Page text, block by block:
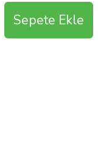
Sepete Ekle